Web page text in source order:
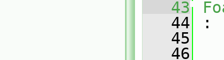
   43
   44
:
   45
   46